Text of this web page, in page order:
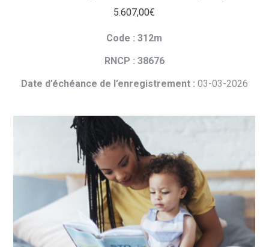
5.607,00€
Code : 312m
RNCP : 38676
Date d’échéance de l’enregistrement : 03-03-2026